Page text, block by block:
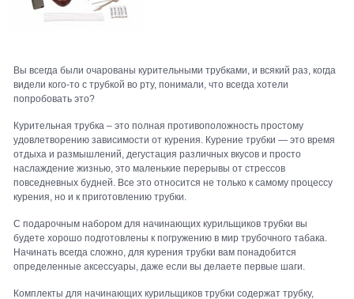
Вы всегда были очарованы курительными трубками, и всякий раз, когда
видели кого-то с трубкой во рту, понимали, что всегда хотели
попробовать это?
Курительная трубка – это полная противоположность простому
удовлетворению зависимости от курения. Курение трубки — это время
отдыха и размышлений, дегустация различных вкусов и просто
наслаждение жизнью, это маленькие перерывы от стрессов
повседневных будней. Все это относится не только к самому процессу
курения, но и к приготовлению трубки.
С подарочным набором для начинающих курильщиков трубки вы
будете хорошо подготовлены к погружению в мир трубочного табака.
Начинать всегда сложно, для курения трубки вам понадобится
определенные аксессуары, даже если вы делаете первые шаги.
Комплекты для начинающих курильщиков трубки содержат трубку,